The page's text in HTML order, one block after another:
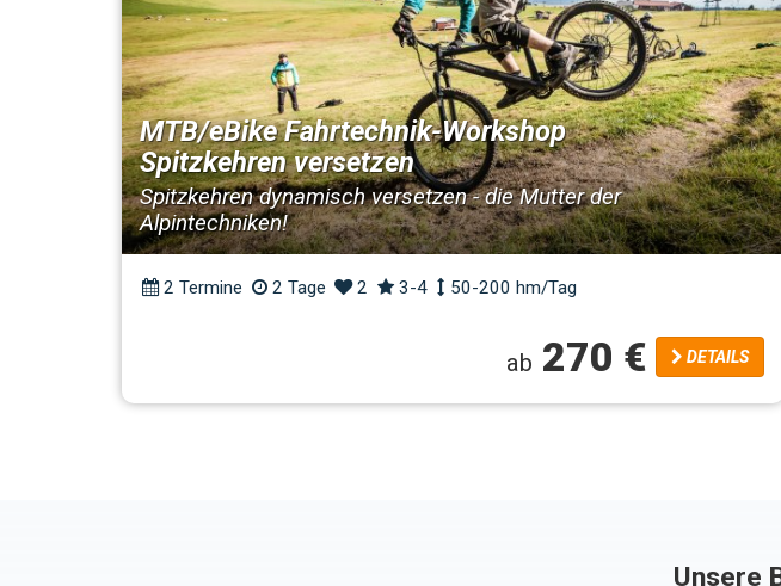
MTB/eBike Fahrtechnik-Workshop
Spitzkehren versetzen
Spitzkehren dynamisch versetzen - die Mutter der
Alpintechniken!
2 Termine 2 Tage 2 3-4 50-200 hm/Tag
DETAILS
ab 270 €
Unsere